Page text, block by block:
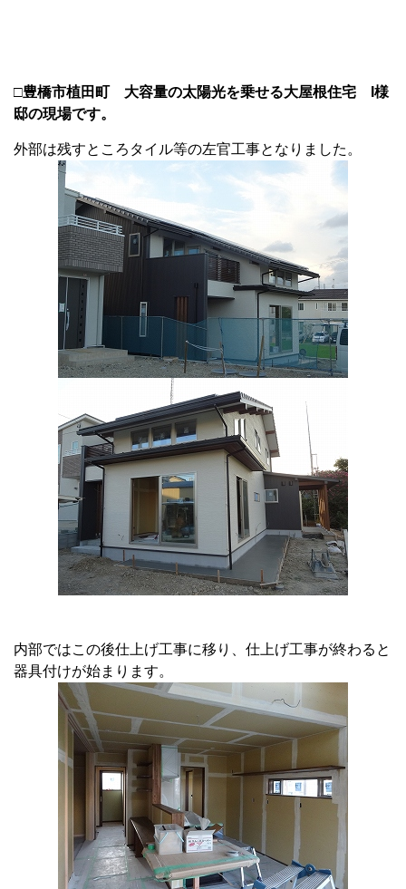
□豊橋市植田町 大容量の太陽光を乗せる大屋根住宅 I様
邸の現場です。
外部は残すところタイル等の左官工事となりました。
内部ではこの後仕上げ工事に移り、仕上げ工事が終わると
器具付けが始まります。